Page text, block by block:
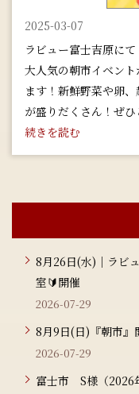
2025-03-07
ラビュー富士吉原に
大人気の朝市イベン
ます！新鮮野菜や卵
が盛りだくさん！ぜ
続きを読む
8月26日(水)｜ラビ
室🔰開催
2026-07-29
8月9日(日)『朝市』
2026-07-29
富士市 S様（2026